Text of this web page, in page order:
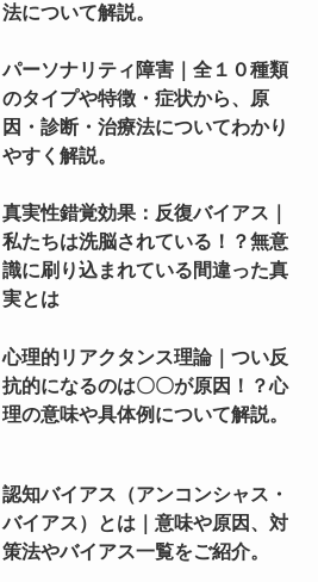
法について解説。
パーソナリティ障害｜全１０種類
のタイプや特徴・症状から、原
因・診断・治療法についてわかり
やすく解説。
真実性錯覚効果：反復バイアス｜
私たちは洗脳されている！？無意
識に刷り込まれている間違った真
実とは
心理的リアクタンス理論｜つい反
抗的になるのは〇〇が原因！？心
理の意味や具体例について解説。
認知バイアス（アンコンシャス・
バイアス）とは｜意味や原因、対
策法やバイアス一覧をご紹介。